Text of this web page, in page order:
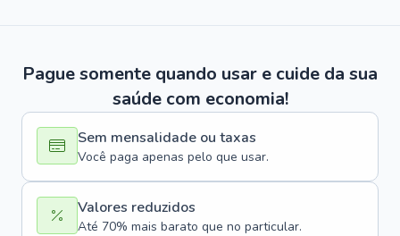
Pague somente quando usar e cuide da sua
saúde com economia!
Sem mensalidade ou taxas
Você paga apenas pelo que usar.
Valores reduzidos
Até 70% mais barato que no particular.